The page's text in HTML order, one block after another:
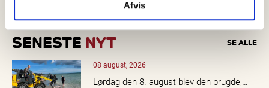
Afvis
SENESTE NYT SE ALLE
08 august, 2026
Lørdag den 8. august blev den brugde,…